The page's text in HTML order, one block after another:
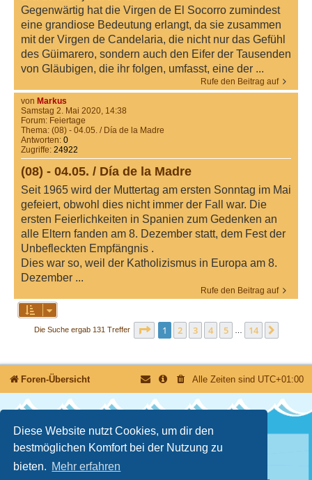
Diese Website nutzt Cookies, um dir den
bestmöglichen Komfort bei der Nutzung zu
bieten. Mehr erfahren
Gegenwärtig hat die Virgen de El Socorro zumindest
eine grandiose Bedeutung erlangt, da sie zusammen
mit der Virgen de Candelaria, die nicht nur das Gefühl
des Güimarero, sondern auch den Eifer der Tausenden
von Gläubigen, die ihr folgen, umfasst, eine der ...
Rufe den Beitrag auf
von Markus
Samstag 2. Mai 2020, 14:38
Forum: Feiertage
Thema: (08) - 04.05. / Día de la Madre
Antworten: 0
Zugriffe: 24922
(08) - 04.05. / Día de la Madre
Seit 1965 wird der Muttertag am ersten Sonntag im Mai
gefeiert, obwohl dies nicht immer der Fall war. Die
ersten Feierlichkeiten in Spanien zum Gedenken an
alle Eltern fanden am 8. Dezember statt, dem Fest der
Unbefleckten Empfängnis .
Dies war so, weil der Katholizismus in Europa am 8.
Dezember ...
Rufe den Beitrag auf
Die Suche ergab 131 Treffer Seite 1von 14
1 2 3 4 5 14
Foren-Übersicht Alle Zeiten sind UTC+01:00
Powered byphpBB